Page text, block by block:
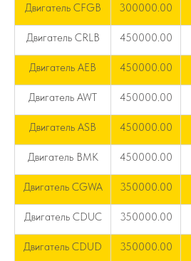
Двигатель CFGB 300000.00
Двигатель CRLB 450000.00
Двигатель AEB 450000.00
Двигатель AWT 450000.00
Двигатель ASB 450000.00
Двигатель BMK 450000.00
Двигатель CGWA 350000.00
Двигатель CDUC 350000.00
Двигатель CDUD 350000.00